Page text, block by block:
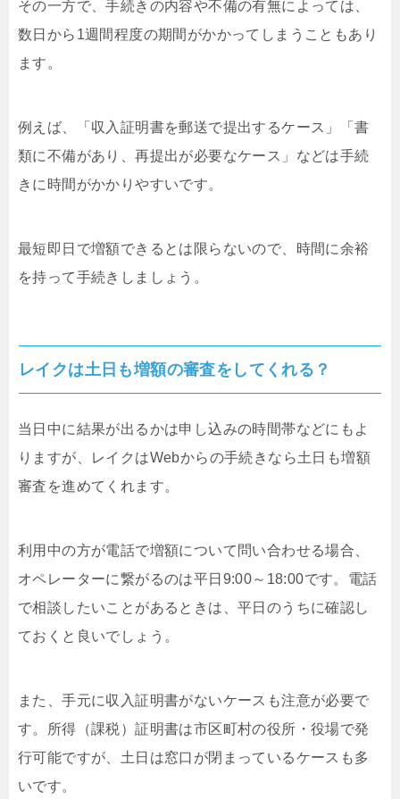
その一方で、手続きの内容や不備の有無によっては、
数日から1週間程度の期間がかかってしまうこともあり
ます。
例えば、「収入証明書を郵送で提出するケース」「書
類に不備があり、再提出が必要なケース」などは手続
きに時間がかかりやすいです。
最短即日で増額できるとは限らないので、時間に余裕
を持って手続きしましょう。
レイクは土日も増額の審査をしてくれる？
当日中に結果が出るかは申し込みの時間帯などにもよ
りますが、レイクはWebからの手続きなら土日も増額
審査を進めてくれます。
利用中の方が電話で増額について問い合わせる場合、
オペレーターに繋がるのは平日9:00～18:00です。電話
で相談したいことがあるときは、平日のうちに確認し
ておくと良いでしょう。
また、手元に収入証明書がないケースも注意が必要で
す。所得（課税）証明書は市区町村の役所・役場で発
行可能ですが、土日は窓口が閉まっているケースも多
いです。